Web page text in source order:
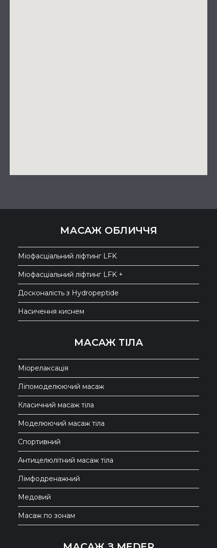
МАСАЖ ОБЛИЧЧЯ
Міофасціальний ліфтинг LFK
Міофасціальний ліфтинг LFK +
Досконалість з Hydropeptide
Насичення киснем
МАСАЖ ТІЛА
Міорелаксація
Ліпомоделюючий масаж
Класичний масаж тіла
Моделюючий масаж тіла
Спортивний
Антицелюлітний масаж тіла
Лімфодренажний
Медовий
Масаж по зонам